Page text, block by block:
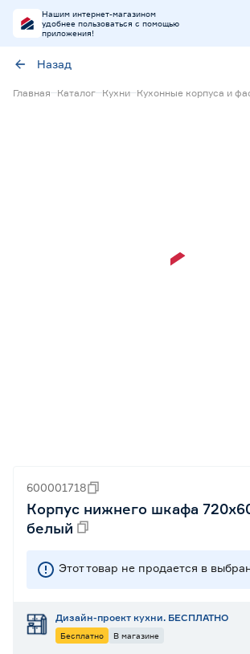
Нашим интернет-магазином
удобнее пользоваться с помощью
приложения!
Назад
Главная Каталог Кухни Кухонные корпуса и
600001718
Корпус нижнего шкафа
белый
Этот товар не продается в
Дизайн-проект кухни. БЕСПЛАТНО
Бесплатно В магазине